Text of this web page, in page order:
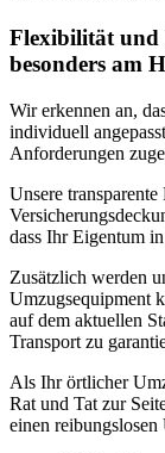
Flexibilität und
besonders am
Wir erkennen an,
individuell
Anforderungen
Unsere
dass Ihr Eigentum
Zusätzlich werden
Umzugsequipment
auf dem aktuellen
Transport zu
Als Ihr örtlicher
Rat und Tat zur
einen reibungslosen